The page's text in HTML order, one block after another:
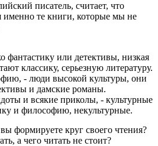
писатель, считает, что
именно те книги, которые мы не
фантастику или детективы, низкая
классику, серьезную литературу.
- люди высокой культуры, они
и дамские романы.
и всякие приколы, - культурные
и философию, некультурные.
формируете круг своего чтения?
а чего читать не стоит?